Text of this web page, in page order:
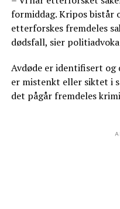
formiddag. Kripos bistår
etterforskes fremdeles
dødsfall, sier
Avdøde er identifisert og
er mistenkt eller siktet i
det pågår fremdeles